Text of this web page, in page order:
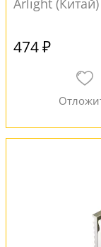
Arlight (Китай)
474 ₽